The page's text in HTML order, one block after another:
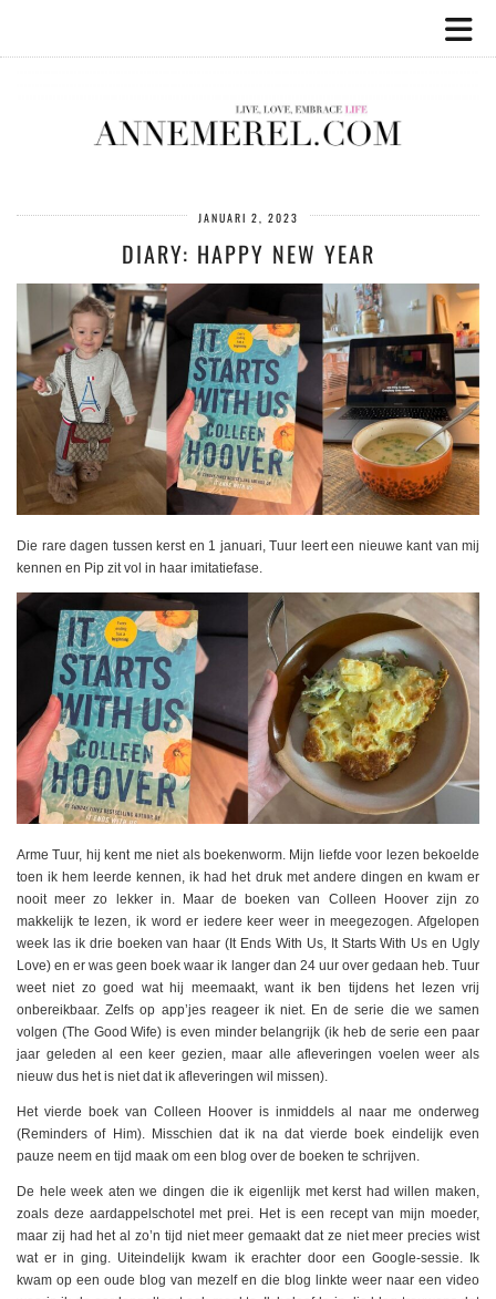
JANUARI 2, 2023
DIARY: HAPPY NEW YEAR
Die rare dagen tussen kerst en 1 januari, Tuur leert een nieuwe kant van mij
kennen en Pip zit vol in haar imitatiefase.
Arme Tuur, hij kent me niet als boekenworm. Mijn liefde voor lezen bekoelde
toen ik hem leerde kennen, ik had het druk met andere dingen en kwam er
nooit meer zo lekker in. Maar de boeken van Colleen Hoover zijn zo
makkelijk te lezen, ik word er iedere keer weer in meegezogen. Afgelopen
week las ik drie boeken van haar (It Ends With Us, It Starts With Us en Ugly
Love) en er was geen boek waar ik langer dan 24 uur over gedaan heb. Tuur
weet niet zo goed wat hij meemaakt, want ik ben tijdens het lezen vrij
onbereikbaar. Zelfs op app’jes reageer ik niet. En de serie die we samen
volgen (The Good Wife) is even minder belangrijk (ik heb de serie een paar
jaar geleden al een keer gezien, maar alle afleveringen voelen weer als
nieuw dus het is niet dat ik afleveringen wil missen).
Het vierde boek van Colleen Hoover is inmiddels al naar me onderweg
(Reminders of Him). Misschien dat ik na dat vierde boek eindelijk even
pauze neem en tijd maak om een blog over de boeken te schrijven.
De hele week aten we dingen die ik eigenlijk met kerst had willen maken,
zoals deze aardappelschotel met prei. Het is een recept van mijn moeder,
maar zij had het al zo’n tijd niet meer gemaakt dat ze niet meer precies wist
wat er in ging. Uiteindelijk kwam ik erachter door een Google-sessie. Ik
kwam op een oude blog van mezelf en die blog linkte weer naar een video